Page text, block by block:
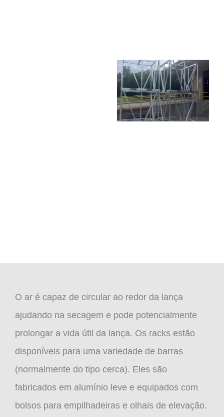
O ar é capaz de circular ao redor da lança
ajudando na secagem e pode potencialmente
prolongar a vida útil da lança. Os racks estão
disponíveis para uma variedade de barras
(normalmente do tipo cerca). Eles são
fabricados em alumínio leve e equipados com
bolsos para empilhadeiras e olhais de elevação.